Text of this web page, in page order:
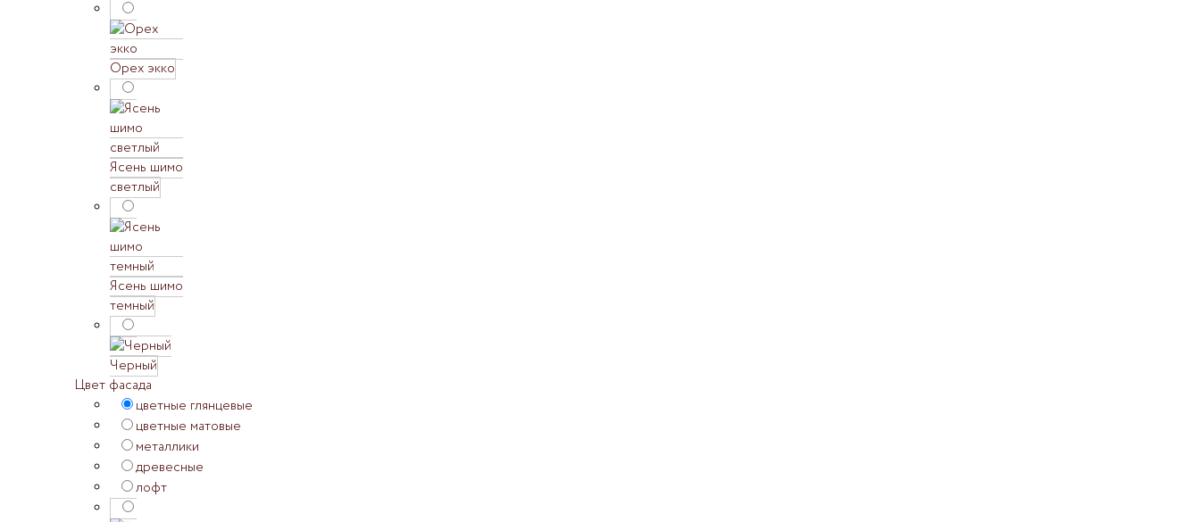
Орех экко
Ясень шимо
светлый
Ясень шимо
темный
Черный
Цвет фасада
цветные глянцевые
цветные матовые
металлики
древесные
лофт